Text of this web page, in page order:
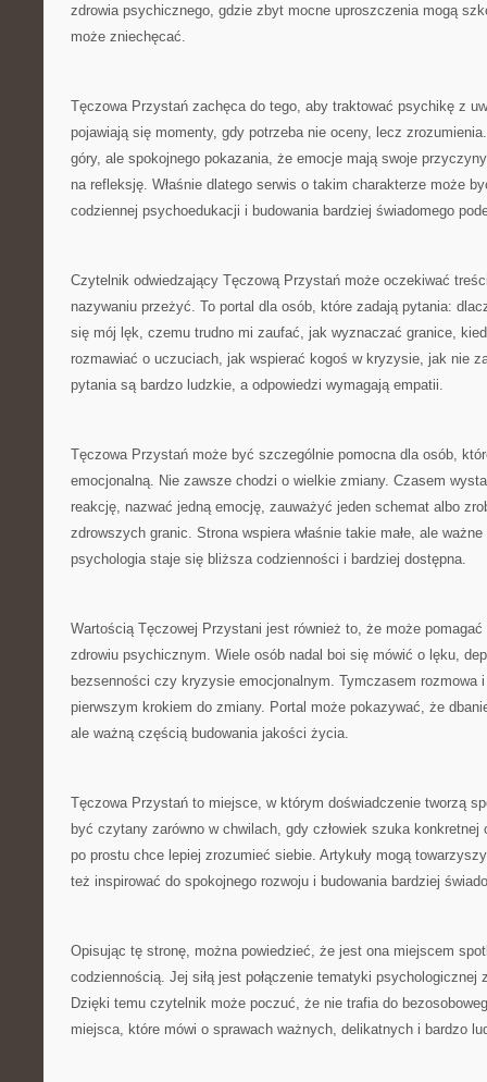
zdrowia psychicznego, gdzie zbyt mocne uproszczenia mogą
może zniechęcać.
Tęczowa Przystań zachęca do tego, aby traktować psychikę z
pojawiają się momenty, gdy potrzeba nie oceny, lecz
góry, ale spokojnego pokazania, że emocje mają swoje
na refleksję. Właśnie dlatego serwis o takim charakterze może
codziennej psychoedukacji i budowania bardziej świadomego
Czytelnik odwiedzający Tęczową Przystań może oczekiwać
nazywaniu przeżyć. To portal dla osób, które zadają pytania:
się mój lęk, czemu trudno mi zaufać, jak wyznaczać granice,
rozmawiać o uczuciach, jak wspierać kogoś w kryzysie, jak nie
pytania są bardzo ludzkie, a odpowiedzi wymagają empatii.
Tęczowa Przystań może być szczególnie pomocna dla osób,
emocjonalną. Nie zawsze chodzi o wielkie zmiany. Czasem
reakcję, nazwać jedną emocję, zauważyć jeden schemat albo
zdrowszych granic. Strona wspiera właśnie takie małe, ale
psychologia staje się bliższa codzienności i bardziej dostępna.
Wartością Tęczowej Przystani jest również to, że może pomagać
zdrowiu psychicznym. Wiele osób nadal boi się mówić o lęku,
bezsenności czy kryzysie emocjonalnym. Tymczasem rozmowa
pierwszym krokiem do zmiany. Portal może pokazywać, że
ale ważną częścią budowania jakości życia.
Tęczowa Przystań to miejsce, w którym doświadczenie tworzą
być czytany zarówno w chwilach, gdy człowiek szuka konkretnej
po prostu chce lepiej zrozumieć siebie. Artykuły mogą
też inspirować do spokojnego rozwoju i budowania bardziej
Opisując tę stronę, można powiedzieć, że jest ona miejscem
codziennością. Jej siłą jest połączenie tematyki
Dzięki temu czytelnik może poczuć, że nie trafia do
miejsca, które mówi o sprawach ważnych, delikatnych i bardzo